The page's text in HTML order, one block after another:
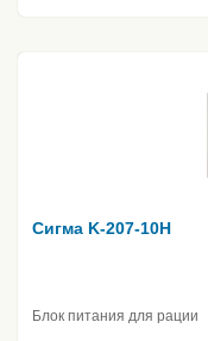
Сигма K-207-10H
Блок питания для рации